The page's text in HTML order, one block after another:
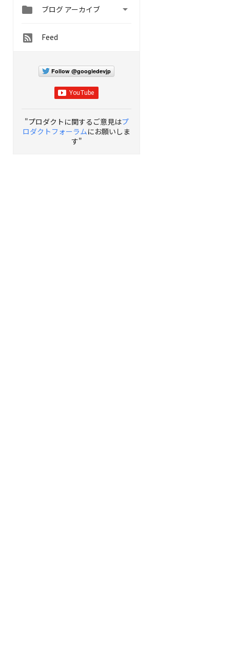
 ブログ アーカイブ 
Feed
Follow @googledevjp
"プロダクトに関するご意見はプ
ロダクトフォーラムにお願いしま
す"